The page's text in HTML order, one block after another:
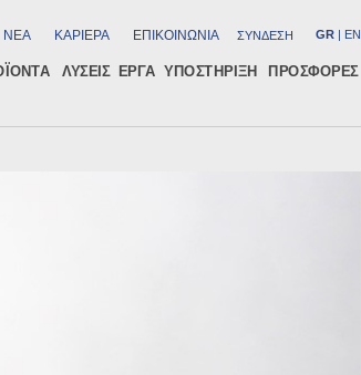
GR | EN
ΣΥΝΔΕΣΗ
ΝΕΑ ΚΑΡΙΕΡΑ ΕΠΙΚΟΙΝΩΝΙΑ
ΛΥΣΕΙΣ ΕΡΓΑ ΥΠΟΣΤΗΡΙΞΗ ΠΡΟΣΦΟΡΕΣ